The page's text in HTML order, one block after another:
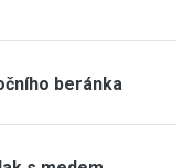
beránka